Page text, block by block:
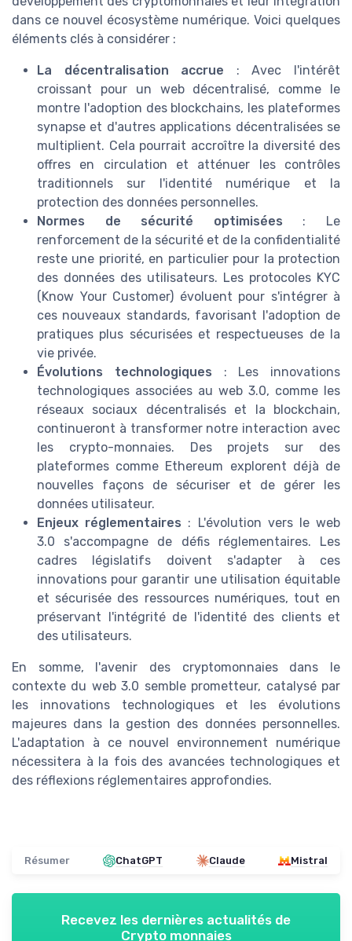
dans ce nouvel écosystème numérique. Voici quelques
éléments clés à considérer :
La décentralisation accrue : Avec l'intérêt
croissant pour un web décentralisé, comme le
montre l'adoption des blockchains, les plateformes
synapse et d'autres applications décentralisées se
multiplient. Cela pourrait accroître la diversité des
offres en circulation et atténuer les contrôles
traditionnels sur l'identité numérique et la
protection des données personnelles.
Normes de sécurité optimisées : Le
renforcement de la sécurité et de la confidentialité
reste une priorité, en particulier pour la protection
des données des utilisateurs. Les protocoles KYC
(Know Your Customer) évoluent pour s'intégrer à
ces nouveaux standards, favorisant l'adoption de
pratiques plus sécurisées et respectueuses de la
vie privée.
Évolutions technologiques : Les innovations
technologiques associées au web 3.0, comme les
réseaux sociaux décentralisés et la blockchain,
continueront à transformer notre interaction avec
les crypto-monnaies. Des projets sur des
plateformes comme Ethereum explorent déjà de
nouvelles façons de sécuriser et de gérer les
données utilisateur.
Enjeux réglementaires : L'évolution vers le web
3.0 s'accompagne de défis réglementaires. Les
cadres législatifs doivent s'adapter à ces
innovations pour garantir une utilisation équitable
et sécurisée des ressources numériques, tout en
préservant l'intégrité de l'identité des clients et
des utilisateurs.
En somme, l'avenir des cryptomonnaies dans le
contexte du web 3.0 semble prometteur, catalysé par
les innovations technologiques et les évolutions
majeures dans la gestion des données personnelles.
L'adaptation à ce nouvel environnement numérique
nécessitera à la fois des avancées technologiques et
des réflexions réglementaires approfondies.
Résumer ChatGPT Claude Mistral
Recevez les dernières actualités de
Crypto monnaies